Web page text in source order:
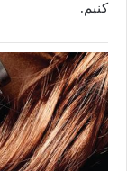
کنیم.